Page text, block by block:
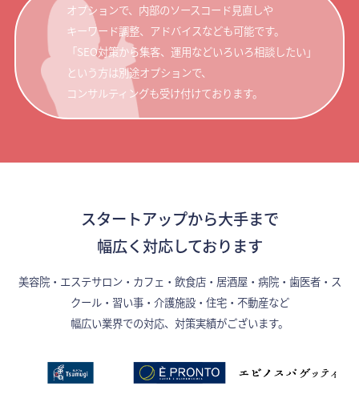
オプションで、内部のソースコード見直しや
キーワード調整、アドバイスなども可能です。
「SEO対策から集客、運用などいろいろ相談したい」
という方は別途オプションで、
コンサルティングも受け付けております。
スタートアップから大手まで
幅広く対応しております
美容院・エステサロン・カフェ・飲食店・居酒屋・病院・歯医者・ス
クール・習い事・介護施設・住宅・不動産など
幅広い業界での対応、対策実績がございます。